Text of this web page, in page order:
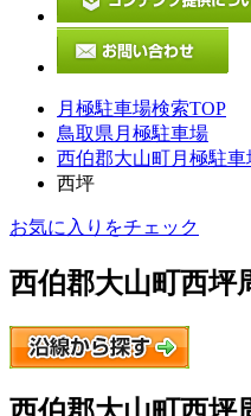
月極駐車場検索TOP
鳥取県月極駐車場
西伯郡大山町月極駐車
西坪
お気に入りをチェック
西伯郡大山町西坪